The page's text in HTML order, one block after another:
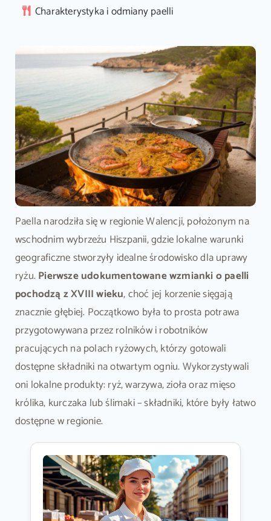
Charakterystyka i odmiany paelli
Paella narodziła się w regionie Walencji, położonym na
wschodnim wybrzeżu Hiszpanii, gdzie lokalne warunki
geograficzne stworzyły idealne środowisko dla uprawy
ryżu.Pierwsze udokumentowane wzmianki o paelli
pochodzą z XVIII wieku, choć jej korzenie sięgają
znacznie głębiej. Początkowo była to prosta potrawa
przygotowywana przez rolników i robotników
pracujących na polach ryżowych, którzy gotowali
dostępne składniki na otwartym ogniu. Wykorzystywali
oni lokalne produkty: ryż, warzywa, zioła oraz mięso
królika, kurczaka lub ślimaki – składniki, które były łatwo
dostępne w regionie.